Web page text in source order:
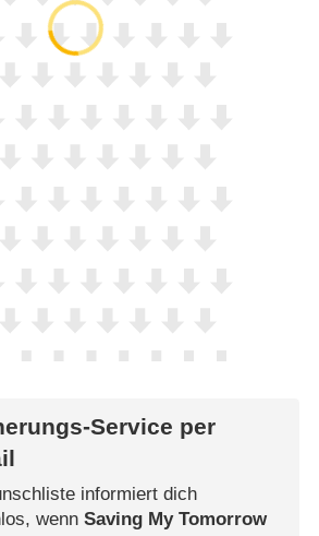
Service per
informiert dich
wenn Saving My Tomorrow